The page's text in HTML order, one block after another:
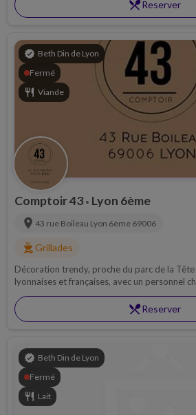
restaurant_menuReserver
verified Beth Din de Lyon
Fermé
restaurant Viande
Comptoir 43 • Lyon 6ème
location_on 43 rue Boileau Lyon 6ème 69006
outdoor_grill Grillades
Décoration trendy, proche du parc de la Tête d'Or.
lyonnaises et françaises, avec un personnel
restaurant_menuReserver
verified Beth Din de Lyon
Fermé
restaurant Lait